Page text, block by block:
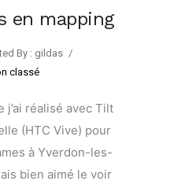
en mapping
By : gildas /
classé
j’ai réalisé avec Tilt
(HTC Vive) pour
à Yverdon-les-
bien aimé le voir